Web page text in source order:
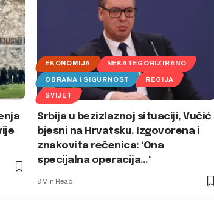
EKONOMIJA NEKATEGORIZIRANO
OBRANA I SIGURNOST REGIJA
SVIJET
Srbija u bezizlaznoj situaciji, Vučić
bjesni na Hrvatsku. Izgovorena i
znakovita rečenica: ‘Ona
specijalna operacija…‘
8 Min Read